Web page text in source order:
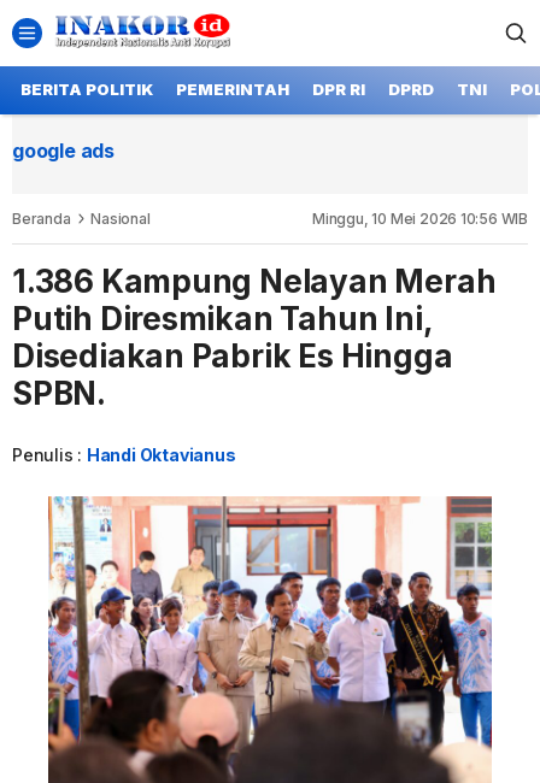
BERITA POLITIK PEMERINTAH DPR RI DPRD TNI
google ads
Beranda Nasional Minggu, 10 Mei 2026 10:56 WIB
1.386 Kampung Nelayan Merah
Putih Diresmikan Tahun Ini,
Disediakan Pabrik Es Hingga
SPBN.
Penulis : Handi Oktavianus